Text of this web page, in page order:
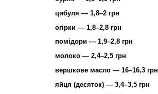
цибуля — 1,8–2 грн
огірки — 1,8–2,8 грн
помідори — 1,9–2,8 грн
молоко — 2,4–2,5 грн
вершкове масло — 16–16,3 грн
яйця (десяток) — 3,4–3,5 грн